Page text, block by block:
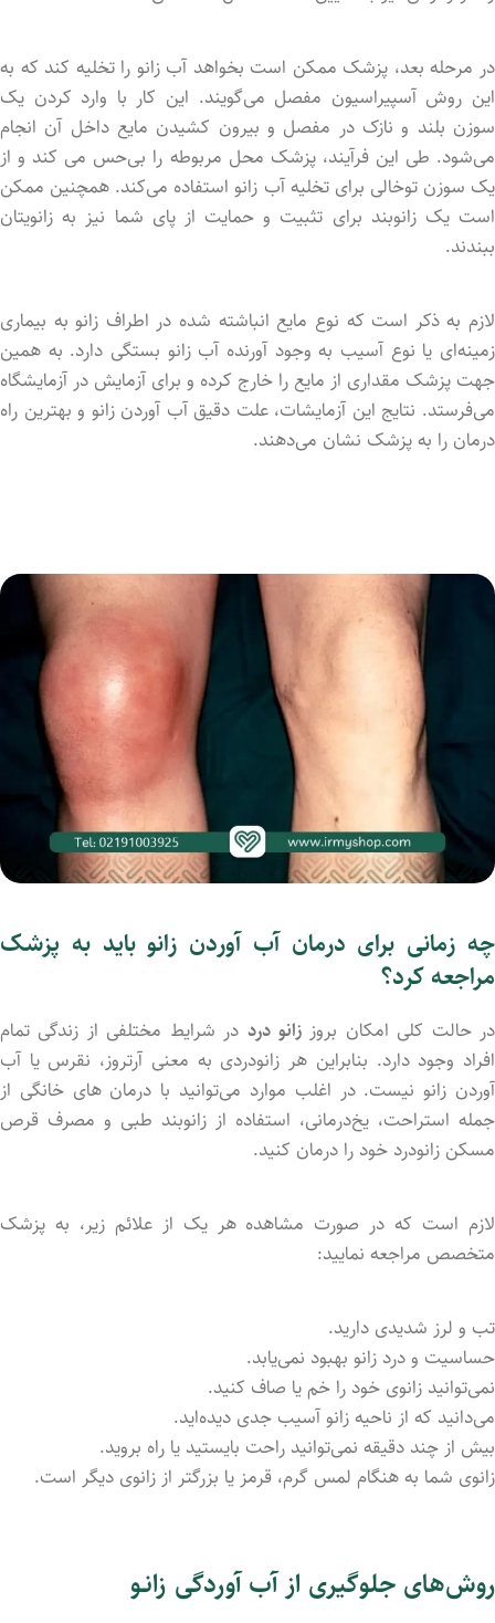
در مرحله بعد، پزشک ممکن است بخواهد آب زانو را تخلیه کند که به
این روش آسپیراسیون مفصل می‌گویند. این کار با وارد کرد‌ن یک
سوزن بلند و نازک در مفصل و بیرون کشید‌ن مایع داخل آن انجام
می‌شود. طی این فرآیند، پزشک محل مربوطه را بی‌حس می کند و از
یک سوزن توخالی برای تخلیه آب زانو استفاده می‌کند. همچنین ممکن
است یک زانوبند برای تثبیت و حمایت از پای شما نیز به زانویتان
ببندند.
لازم به ذکر است که نوع مایع انباشته شد‌ه در اطراف زانو به بیماری
زمینه‌ای یا نوع آسیب به وجود آورند‌ه آب زانو بستگی دارد. به همین
جهت پزشک مقداری از مایع را خارج کرد‌ه و برای آزمایش در آزمایشگاه
می‌فرستد. نتایج این آزمایشات، علت دقیق آب آورد‌ن زانو و بهترین راه
درمان را به پزشک نشان می‌دهند.
چه زمانی برای درمان آب آوردن زانو باید به پزشک
مراجعه کرد؟
در حالت کلی امکان بروز زانو درد در شرایط مختلفی از زندگی تمام
افراد وجود دارد. بنابراین هر زانودردی به معنی آرتروز، نقرس یا آب
آورد‌ن زانو نیست. در اغلب موارد می‌توانید با درمان های خانگی از
جمله استراحت، یخ‌درمانی، استفاده از زانوبند طبی و مصرف قرص
مسکن‌ زانودرد خود را درمان کنید.
لازم است که در صورت مشاهده هر یک از علائم زیر، به پزشک
متخصص مراجعه نمایید:
تب و لرز شدیدی دارید.
حساسیت و درد زانو بهبود نمی‌یابد.
نمی‌توانید زانوی خود را خم یا صاف کنید.
می‌دانید که از ناحیه زانو آسیب جدی دیده‌اید.
بیش از چند دقیقه نمی‌توانید راحت بایستید یا راه بروید.
زانوی شما به هنگام لمس گرم، قرمز یا بزرگتر از زانوی دیگر است.
روش‌های جلوگیری از آب آوردگی زانـو